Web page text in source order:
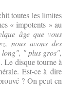
toutes les limites
« impotents » au
âge que vous
nous avons des
long", " plus gros",
Le disque tourne à
Est-ce à dire
? On peut en